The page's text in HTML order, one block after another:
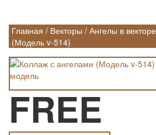
Главная / Векторы / Ангелы в векторе
(Модель v-514)
FREE